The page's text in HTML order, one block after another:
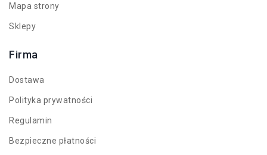
Mapa strony
Sklepy
Firma
Dostawa
Polityka prywatności
Regulamin
Bezpieczne płatności